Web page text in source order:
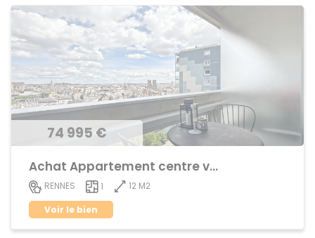
74 995 €
Achat Appartement centre ville
RENNES 1
12 M2
Voir le bien